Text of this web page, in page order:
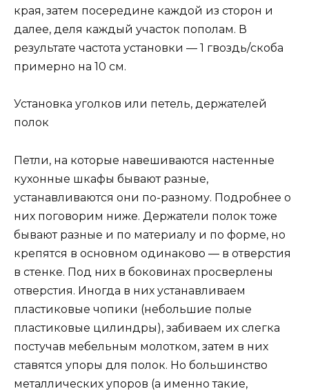
края, затем посередине каждой из сторон и
далее, деля каждый участок пополам. В
результате частота установки — 1 гвоздь/скоба
примерно на 10 см.
Установка уголков или петель, держателей
полок
Петли, на которые навешиваются настенные
кухонные шкафы бывают разные,
устанавливаются они по-разному. Подробнее о
них поговорим ниже. Держатели полок тоже
бывают разные и по материалу и по форме, но
крепятся в основном одинаково — в отверстия
в стенке. Под них в боковинах просверлены
отверстия. Иногда в них устанавливаем
пластиковые чопики (небольшие полые
пластиковые цилиндры), забиваем их слегка
постучав мебельным молотком, затем в них
ставятся упоры для полок. Но большинство
металлических упоров (а именно такие,